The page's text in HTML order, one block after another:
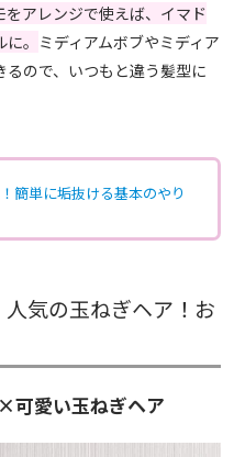
をアレンジで使えば、イマド
。 ミディアムボブやミディア
ので、いつもと違う髪型に
簡単に垢抜ける基本のやり
人気の玉ねぎヘア！お
可愛い玉ねぎヘア